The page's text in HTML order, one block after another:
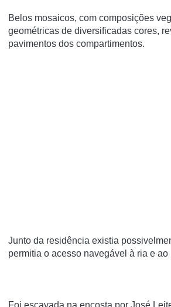
Belos mosaicos, com composições
geométricas de diversificadas cores,
pavimentos dos compartimentos.
Junto da residência existia
permitia o acesso navegável à ria e ao
Foi escavada na encosta por José